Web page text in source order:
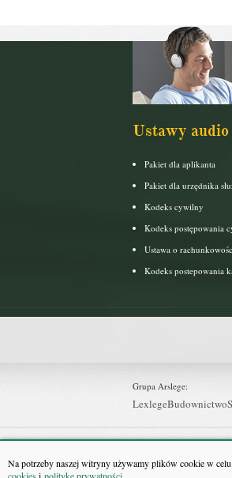
Na potrzeby naszej witryny używamy plików cookie w
Ustawy audio
Pakiet dla aplikanta
Pakiet dla urzędnika
Kodeks cywilny
Kodeks postępowania
Ustawa o
Kodeks postepowania
Grupa Arslege:
LexlegeBudownictwo
Grupa Bonnier:
Puls BiznesuBankier